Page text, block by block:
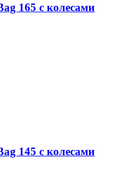
165 с колесами
145 с колесами